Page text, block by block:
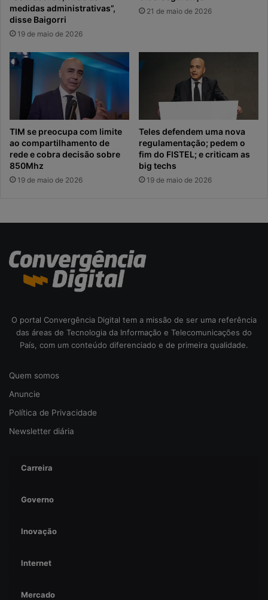
medidas administrativas”,
disse Baigorri
19 de maio de 2026
21 de maio de 2026
TIM se preocupa com limite
ao compartilhamento de
rede e cobra decisão sobre
850Mhz
19 de maio de 2026
Teles defendem uma nova
regulamentação; pedem o
fim do FISTEL; e criticam as
big techs
19 de maio de 2026
O portal Convergência Digital tem a missão de ser uma referência
das áreas de Tecnologia da Informação e Telecomunicações do
País, com um conteúdo diferenciado e de primeira qualidade.
Quem somos
Anuncie
Política de Privacidade
Newsletter diária
Carreira
Governo
Inovação
Internet
Mercado